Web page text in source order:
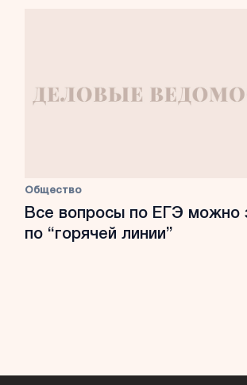
Общество
Все вопросы по ЕГЭ можно
по “горячей линии”